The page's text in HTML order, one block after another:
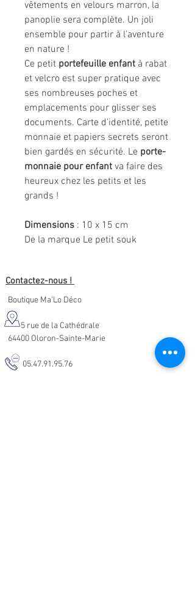
vêtements en velours marron, la
panoplie sera complète. Un joli
ensemble pour partir à l'aventure
en nature !
Ce petit portefeuille enfant à rabat
et velcro est super pratique avec
ses nombreuses poches et
emplacements pour glisser ses
documents. Carte d'identité, petite
monnaie et papiers secrets seront
bien gardés en sécurité. Le porte-
monnaie pour enfant va faire des
heureux chez les petits et les
grands !
Dimensions : 10 x 15 cm
De la marque Le petit souk
Contactez-nous !
Boutique Ma'Lo Déco
5 rue de la Cathédrale
64400 Oloron-Sainte-Marie
05.47.91.95.76